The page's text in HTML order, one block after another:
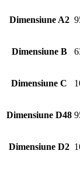
Dimensiune A2
Dimensiune B
Dimensiune C
Dimensiune D48
Dimensiune D2